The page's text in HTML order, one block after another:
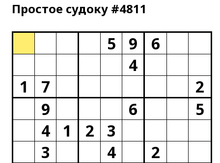
Простое cудоку #4811
5 9
6
4
1
7
2
9
6
5
4
1 2
3
3
4
2